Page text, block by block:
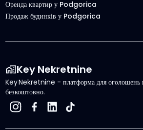
Оренда квартир у Podgorica
Продаж будинків у Podgorica
Key Nekretnine
Key Nekretnine - платформа для оголошень
безкоштовно.